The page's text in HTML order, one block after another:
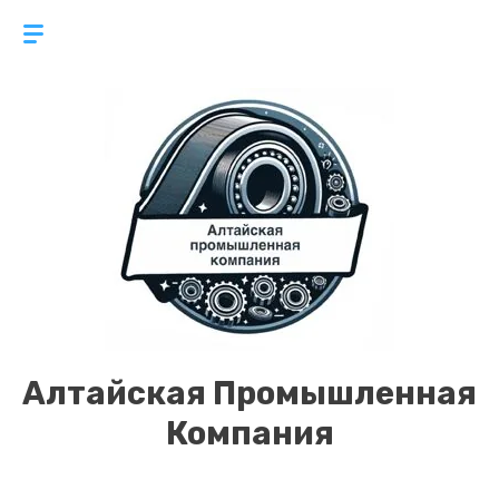
Алтайская Промышленная
Компания